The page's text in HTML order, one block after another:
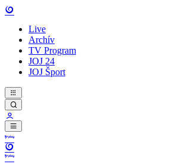
Live
Archív
TV Program
JOJ 24
JOJ Šport